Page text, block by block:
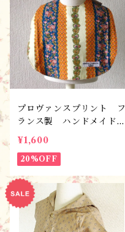
プロヴァンスプリント フ
ランス製 ハンドメイド
こども服 ベビー服 エプ
ロンB ／スタイ・よだれ
かけ
¥1,600
20%OFF